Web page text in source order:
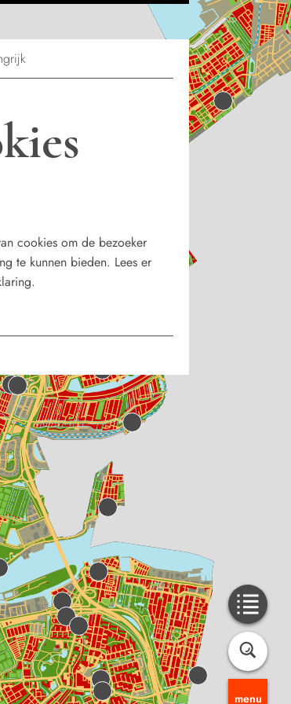
menu
cookies om de bezoeker
te kunnen bieden. Lees er